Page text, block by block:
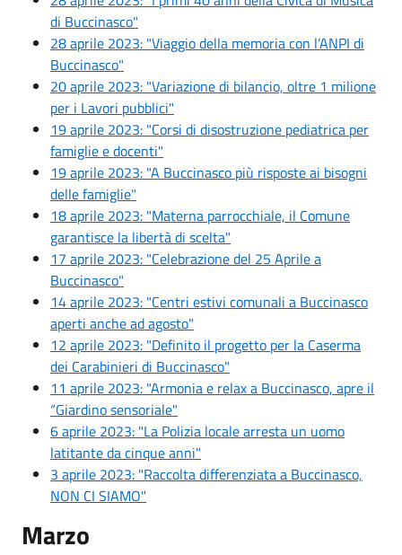
di Buccinasco"
28 aprile 2023: "Viaggio della memoria con l’ANPI di
Buccinasco"
20 aprile 2023: "Variazione di bilancio, oltre 1 milione
per i Lavori pubblici"
19 aprile 2023: "Corsi di disostruzione pediatrica per
famiglie e docenti"
19 aprile 2023: "A Buccinasco più risposte ai bisogni
delle famiglie"
18 aprile 2023: "Materna parrocchiale, il Comune
garantisce la libertà di scelta"
17 aprile 2023: "Celebrazione del 25 Aprile a
Buccinasco"
14 aprile 2023: "Centri estivi comunali a Buccinasco
aperti anche ad agosto"
12 aprile 2023: "Definito il progetto per la Caserma
dei Carabinieri di Buccinasco"
11 aprile 2023: "Armonia e relax a Buccinasco, apre il
“Giardino sensoriale"
6 aprile 2023: "La Polizia locale arresta un uomo
latitante da cinque anni"
3 aprile 2023: "Raccolta differenziata a Buccinasco,
NON CI SIAMO"
Marzo